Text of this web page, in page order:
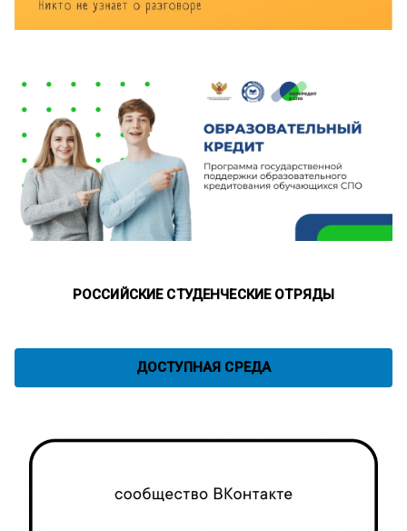
РОССИЙСКИЕ СТУДЕНЧЕСКИЕ ОТРЯДЫ
ДОСТУПНАЯ СРЕДА